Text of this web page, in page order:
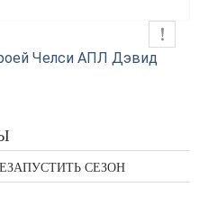
Челси АПЛ Дэвид
СЕЗОН